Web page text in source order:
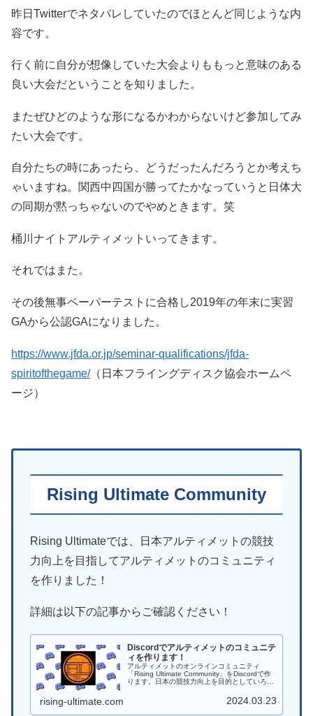
昨日Twitterでネタバレしていたのでほとんど同じような内
容です。
行く前に自分が想像していた大会よりももっと意味のある
良い大会だということを知りました。
またぜひどのような形になるかわからないけど参加してみ
たい大会です。
自分たちの時にあったら、どうだったんだろうとか考えち
ゃいますね。関西中四国が勝ってたかなっていうと日体大
の同期が黙っちゃないのでやめときます。笑
桶川ナイトアルティメットいってきます。
それではまた。
その後無事ペーパーテストに合格し2019年の年末に実習
GAから公認GAになりました。
https://www.jfda.or.jp/seminar-qualifications/jfda-
spiritofthegame/（日本フライングディスク協会ホームペ
ージ）
Rising Ultimate Community
Rising Ultimateでは、日本アルティメットの競技
力向上を目指してアルティメットのコミュニティ
を作りました！
詳細は以下の記事からご確認ください！
Discordでアルティメットのコミュニテ
ィを作ります！
アルティメットのオンラインコミュニティ
「Rising Ultimate Community」をDiscordで作
ります。日本の競技力向上を目的としていろん
rising-ultimate.com 2024.03.23